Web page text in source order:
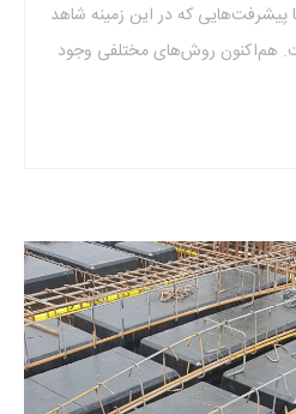
پیشرفت‌هایی که در این زمینه شاهد
هم‌اکنون روش‌های مختلفی وجود
تا گچکاری سقف بدون راویز اجرا
شود لازم است […]